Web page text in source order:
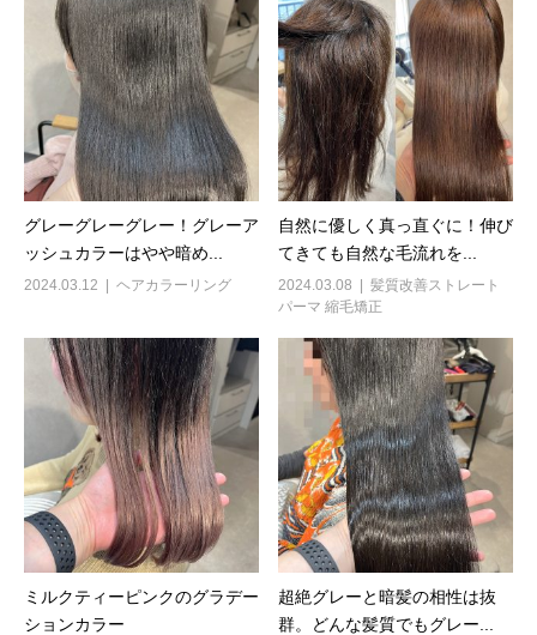
グレーグレーグレー！グレーア
ッシュカラーはやや暗め...
2024.03.12 ヘアカラーリング
自然に優しく真っ直ぐに！伸び
てきても自然な毛流れを...
2024.03.08
髪質改善ストレート
パーマ 縮毛矯正
ミルクティーピンクのグラデー
ションカラー
超絶グレーと暗髪の相性は抜
群。どんな髪質でもグレー...